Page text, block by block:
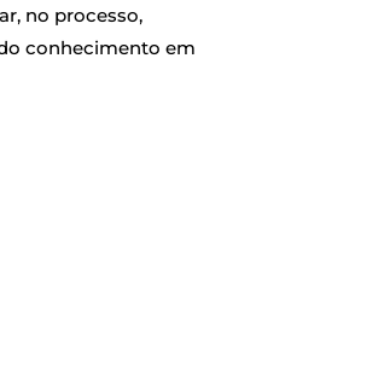
no processo,
conhecimento em